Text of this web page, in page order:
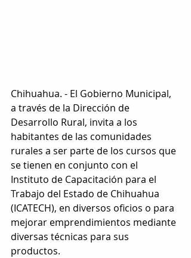
Chihuahua. - El Gobierno Municipal,
a través de la Dirección de
Desarrollo Rural, invita a los
habitantes de las comunidades
rurales a ser parte de los cursos que
se tienen en conjunto con el
Instituto de Capacitación para el
Trabajo del Estado de Chihuahua
(ICATECH), en diversos oficios o para
mejorar emprendimientos mediante
diversas técnicas para sus
productos.